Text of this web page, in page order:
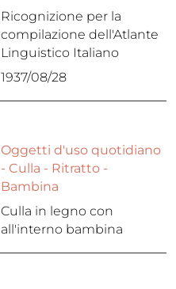
Ricognizione per la
compilazione dell'Atlante
Linguistico Italiano
1937/08/28
Oggetti d'uso quotidiano
- Culla - Ritratto -
Bambina
Culla in legno con
all'interno bambina